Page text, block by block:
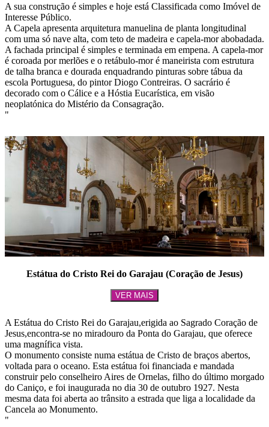
A sua construção é simples e hoje está Classificada como Imóvel de
Interesse Público.
A Capela apresenta arquitetura manuelina de planta longitudinal
com uma só nave alta, com teto de madeira e capela-mor abobadada.
A fachada principal é simples e terminada em empena. A capela-mor
é coroada por merlões e o retábulo-mor é maneirista com estrutura
de talha branca e dourada enquadrando pinturas sobre tábua da
escola Portuguesa, do pintor Diogo Contreiras. O sacrário é
decorado com o Cálice e a Hóstia Eucarística, em visão
neoplatónica do Mistério da Consagração.
"
Estátua do Cristo Rei do Garajau (Coração de Jesus)
VER MAIS
A Estátua do Cristo Rei do Garajau,erigida ao Sagrado Coração de
Jesus,encontra-se no miradouro da Ponta do Garajau, que oferece
uma magnífica vista.
O monumento consiste numa estátua de Cristo de braços abertos,
voltada para o oceano. Esta estátua foi financiada e mandada
construir pelo conselheiro Aires de Ornelas, filho do último morgado
do Caniço, e foi inaugurada no dia 30 de outubro 1927. Nesta
mesma data foi aberta ao trânsito a estrada que liga a localidade da
Cancela ao Monumento.
"